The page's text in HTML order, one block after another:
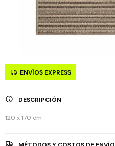
ENVÍOS EXPRESS
DESCRIPCIÓN
120 x 170 cm